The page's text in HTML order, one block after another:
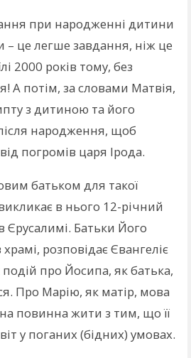
при народженні дитини
– це легше завдання, ніж це
2000 років тому, без
А потім, за словами Матвія,
з дитиною та його
народження, щоб
погромів царя Ірода.
батьком для такої
в нього 12-річний
Єрусалимі. Батьки Його
розповідає Євангеліє
про Йосипа, як батька,
Про Марію, як матір, мова
повинна жити з тим, що її
у поганих (бідних) умовах.